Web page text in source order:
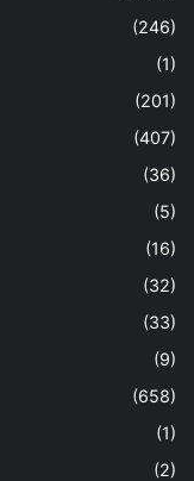
(246)
(1)
(201)
(407)
(36)
(5)
(16)
(32)
(33)
(9)
(658)
(1)
(2)